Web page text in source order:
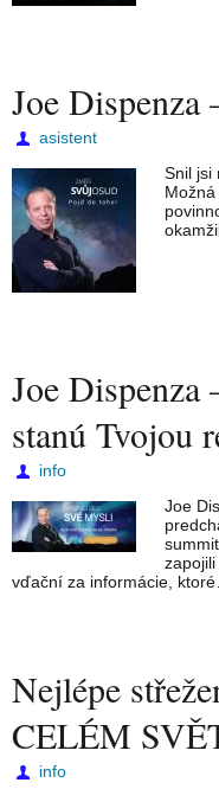
Joe Dispenza
asistent
Snil jsi
Joe Dispenza
stanú Tvojou
info
Joe
vďační za informácie,
Nejlépe
CELÉM
info